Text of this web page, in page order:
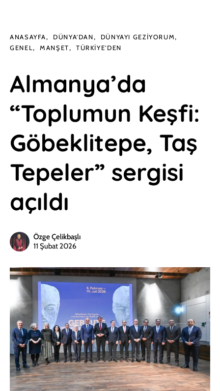
ANASAYFA DÜNYA'DAN
DÜNYAYI GEZIYORUM
GENEL
MANŞET TÜRKIYE'DEN
Almanya’da
“Toplumun Keşfi:
Göbeklitepe, Taş
Tepeler” sergisi
açıldı
Özge Çelikbaşlı
11 Şubat 2026